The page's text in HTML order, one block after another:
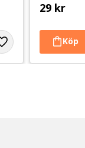
29 kr